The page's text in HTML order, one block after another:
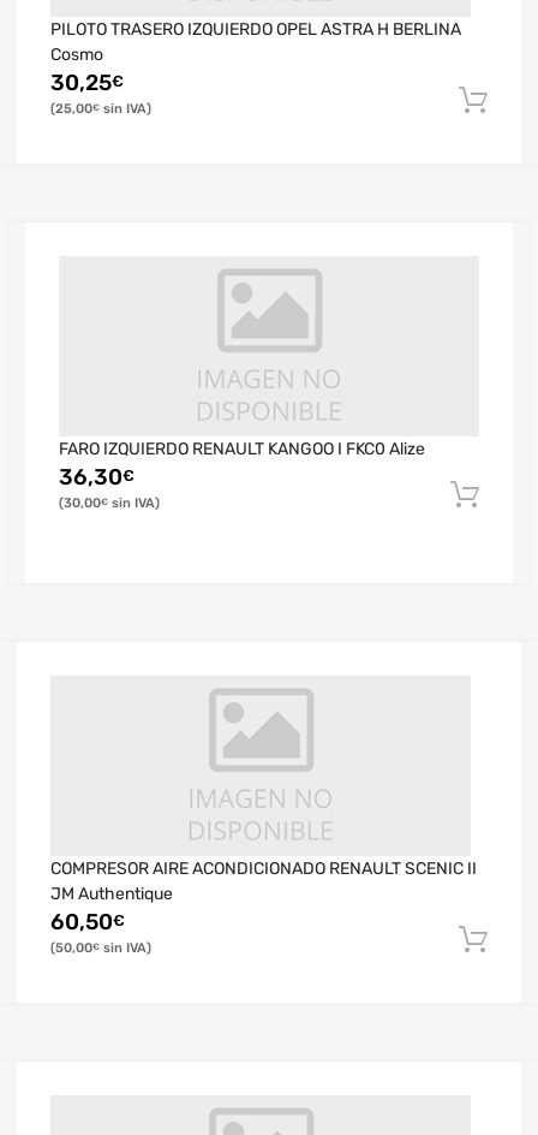
PILOTO TRASERO IZQUIERDO OPEL ASTRA H BERLINA
Cosmo
30,25€
25,00€
FARO IZQUIERDO RENAULT KANGOO I FKC0 Alize
36,30€
30,00€
COMPRESOR AIRE ACONDICIONADO RENAULT SCENIC II
JM Authentique
60,50€
50,00€